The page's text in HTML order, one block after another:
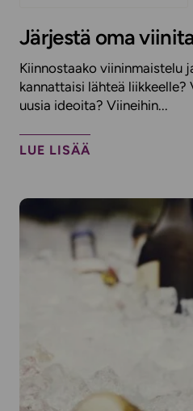
Järjestä oma
Kiinnostaako viininmaistelu
kannattaisi lähteä liikkeelle?
uusia ideoita? Viineihin...
LUE LISÄÄ